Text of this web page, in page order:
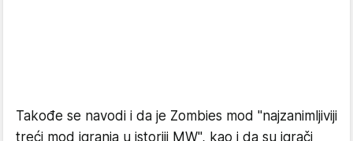
Takođe se navodi i da je Zombies mod "najzanimljiviji
treći mod igranja u istoriji MW", kao i da su igrači